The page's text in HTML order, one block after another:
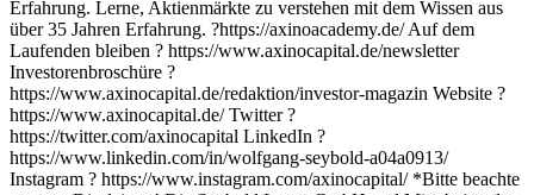
Erfahrung. Lerne, Aktienmärkte zu verstehen mit dem Wissen aus
über 35 Jahren Erfahrung. ?https://axinoacademy.de/ Auf dem
Laufenden bleiben ? https://www.axinocapital.de/newsletter
Investorenbroschüre ?
https://www.axinocapital.de/redaktion/investor-magazin Website ?
https://www.axinocapital.de/ Twitter ?
https://twitter.com/axinocapital LinkedIn ?
https://www.linkedin.com/in/wolfgang-seybold-a04a0913/
Instagram ? https://www.instagram.com/axinocapital/ *Bitte beachte